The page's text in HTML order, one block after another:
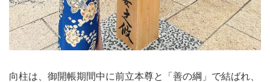
向柱は、御開帳期間中に前立本尊と「善の綱」で結ばれ、